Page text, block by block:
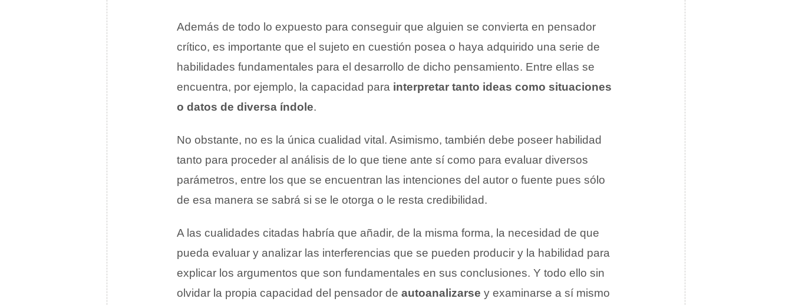
Además de todo lo expuesto para conseguir que alguien se convierta en pensador
crítico, es importante que el sujeto en cuestión posea o haya adquirido una serie de
habilidades fundamentales para el desarrollo de dicho pensamiento. Entre ellas se
encuentra, por ejemplo, la capacidad para interpretar tanto ideas como situaciones
o datos de diversa índole.
No obstante, no es la única cualidad vital. Asimismo, también debe poseer habilidad
tanto para proceder al análisis de lo que tiene ante sí como para evaluar diversos
parámetros, entre los que se encuentran las intenciones del autor o fuente pues sólo
de esa manera se sabrá si se le otorga o le resta credibilidad.
A las cualidades citadas habría que añadir, de la misma forma, la necesidad de que
pueda evaluar y analizar las interferencias que se pueden producir y la habilidad para
explicar los argumentos que son fundamentales en sus conclusiones. Y todo ello sin
olvidar la propia capacidad del pensador de autoanalizarse y examinarse a sí mismo